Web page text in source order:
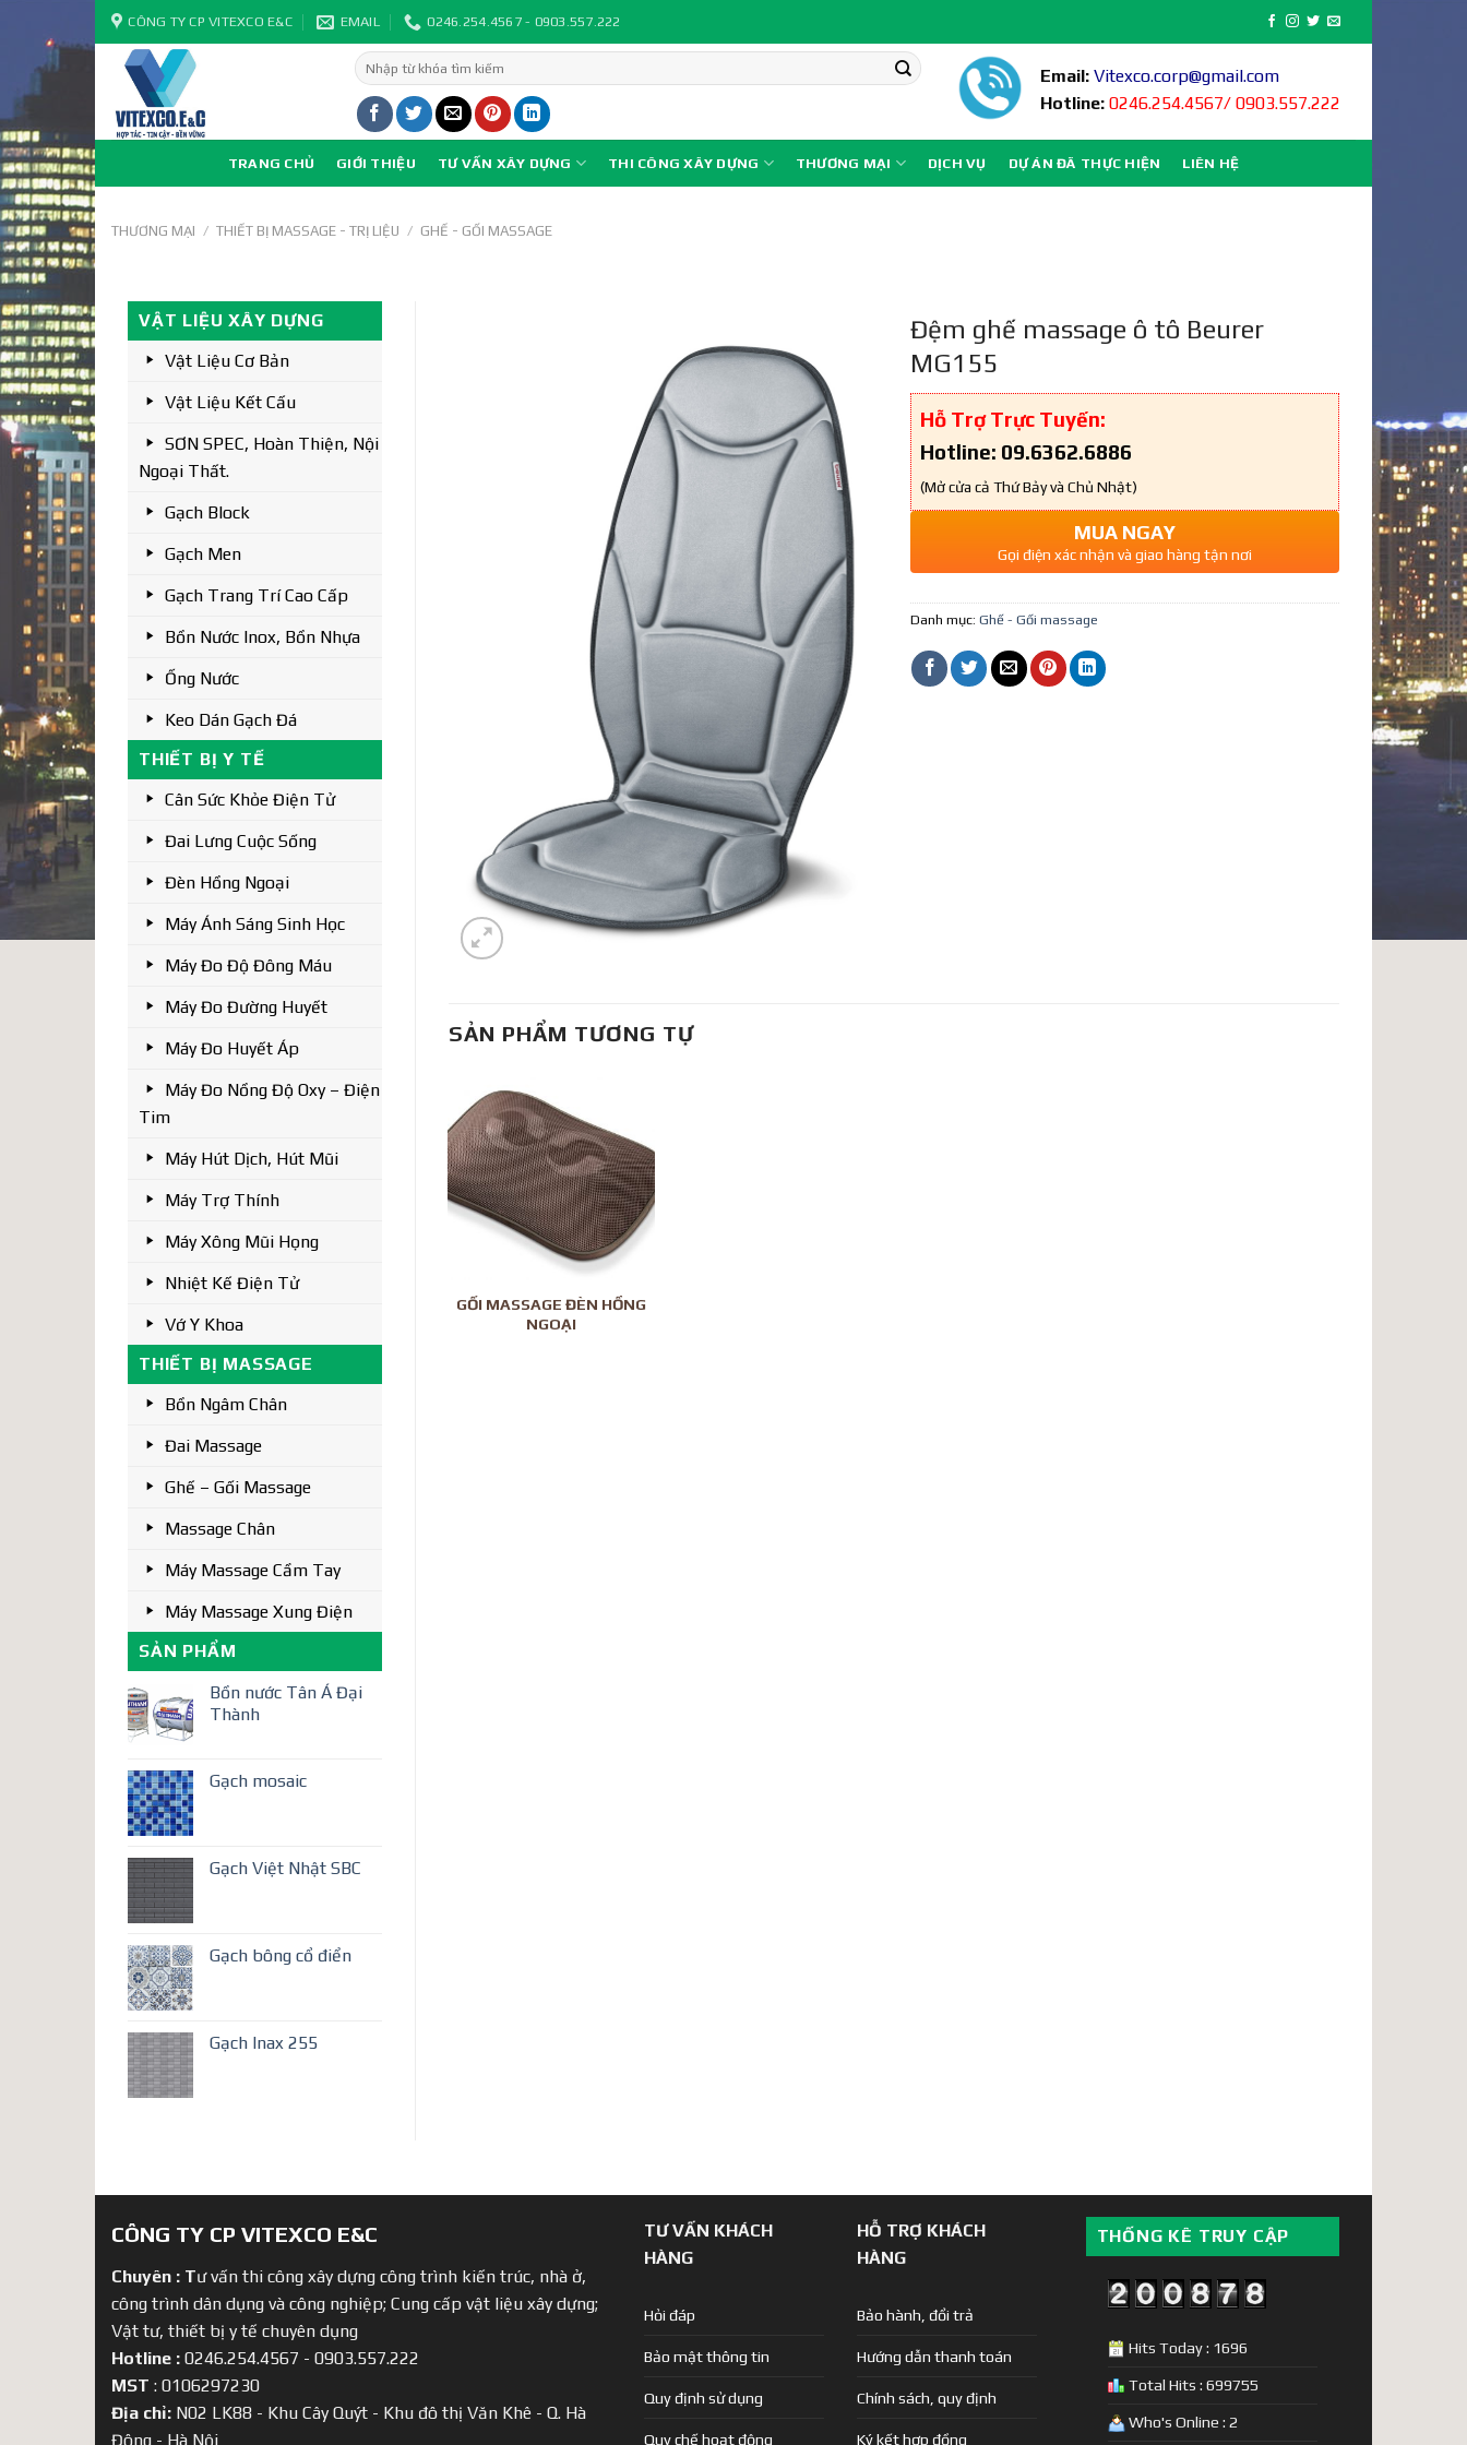
Skip
to
content
CÔNG TY CP VITEXCO E&C EMAIL 0246.254.4567 - 0903.557.222
Tìm
kiếm:
Email: Vitexco.corp@gmail.com
Hotline: 0246.254.4567/ 0903.557.222
TRANG CHỦ GIỚI THIỆU TƯ VẤN XÂY DỰNG THI CÔNG XÂY DỰNG THƯƠNG MẠI DỊCH VỤ DỰ ÁN ĐÃ THỰC HIỆN LIÊN HỆ
THƯƠNG MẠI / THIẾT BỊ MASSAGE - TRỊ LIỆU / GHẾ - GỐI MASSAGE
VẬT LIỆU XÂY DỰNG
Vật Liệu Cơ Bản
Vật Liệu Kết Cấu
SƠN SPEC, Hoàn Thiện, Nội
Ngoại Thất.
Gạch Block
Gạch Men
Gạch Trang Trí Cao Cấp
Bồn Nước Inox, Bồn Nhựa
Ống Nước
Keo Dán Gạch Đá
THIẾT BỊ Y TẾ
Cân Sức Khỏe Điện Tử
Đai Lưng Cuộc Sống
Đèn Hồng Ngoại
Máy Ánh Sáng Sinh Học
Máy Đo Độ Đông Máu
Máy Đo Đường Huyết
Máy Đo Huyết Áp
Máy Đo Nồng Độ Oxy – Điện
Tim
Máy Hút Dịch, Hút Mũi
Máy Trợ Thính
Máy Xông Mũi Họng
Nhiệt Kế Điện Tử
Vớ Y Khoa
THIẾT BỊ MASSAGE
Bồn Ngâm Chân
Đai Massage
Ghế – Gối Massage
Massage Chân
Máy Massage Cầm Tay
Máy Massage Xung Điện
SẢN PHẨM
Bồn nước Tân Á Đại
Thành
Gạch mosaic
Gạch Việt Nhật SBC
Gạch bông cổ điển
Gạch Inax 255
Đệm ghế massage ô tô Beurer
MG155
Hỗ Trợ Trực Tuyến:
Hotline: 09.6362.6886
(Mở cửa cả Thứ Bảy và Chủ Nhật)
MUA NGAY
Gọi điện xác nhận và giao hàng tận nơi
Danh mục: Ghế - Gối massage
SẢN PHẨM TƯƠNG TỰ
GỐI MASSAGE ĐÈN HỒNG
NGOẠI
CÔNG TY CP VITEXCO E&C
Chuyên : Tư vấn thi công xây dựng công trình kiến trúc, nhà ở,
công trình dân dụng và công nghiệp; Cung cấp vật liệu xây dựng;
Vật tư, thiết bị y tế chuyên dụng
Hotline : 0246.254.4567 - 0903.557.222
MST : 0106297230
Địa chỉ: N02 LK88 - Khu Cây Quýt - Khu đô thị Văn Khê - Q. Hà
Đông - Hà Nội
TƯ VẤN KHÁCH
HÀNG
Hỏi đáp
Bảo mật thông tin
Quy định sử dụng
Quy chế hoạt động
HỖ TRỢ KHÁCH
HÀNG
Bảo hành, đổi trả
Hướng dẫn thanh toán
Chính sách, quy định
Ký kết hợp đồng
THỐNG KÊ TRUY CẬP
Hits Today : 1696
Total Hits : 699755
Who's Online : 2